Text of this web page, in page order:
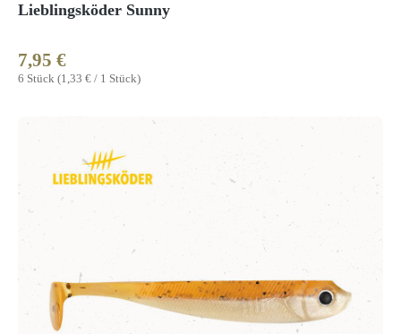
Lieblingsköder Sunny
6 Stück (1,33 € / 1 Stück)
Regulärer Preis:
7,95 €